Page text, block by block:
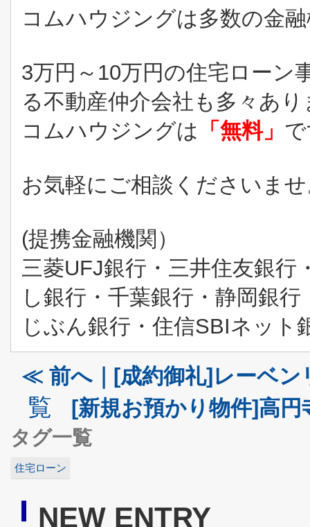
コムハウジングは多数の金
3万円～10万円の住宅ローン
る不動産仲介会社も多々あ
コムハウジングは 「無料」
お気軽にご相談くださいま
(提携金融機関）
三菱UFJ銀行・三井住友銀
し銀行・千葉銀行・静岡銀
じぶん銀行・住信SBIネット
≪ 前へ｜[成約御礼]レーベン
覧 [新規お預かり物件]高
タグ一覧
住宅ローン
NEW ENTRY